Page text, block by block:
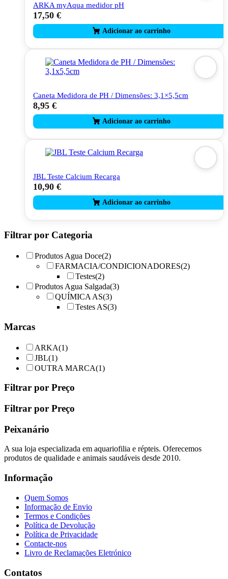
ARKA myAqua medidor pH
17,50 €
Caneta Medidora de PH / Dimensões: 3,1×5,5cm
8,95 €
JBL Teste Calcium Recarga
10,90 €
Filtrar por Categoria
Produtos Agua Doce(2)
FARMACIA/CONDICIONADORES(2)
Testes(2)
Produtos Agua Salgada(3)
QUÍMICA AS(3)
Testes AS(3)
Marcas
ARKA(1)
JBL(1)
OUTRA MARCA(1)
Filtrar por Preço
Filtrar por Preço
Peixanário
A sua loja especializada em aquariofilia e répteis. Oferecemos
produtos de qualidade e animais saudáveis desde 2010.
Informação
Quem Somos
Informação de Envio
Termos e Condições
Política de Devolução
Política de Privacidade
Contacte-nos
Livro de Reclamações Eletrónico
Contatos